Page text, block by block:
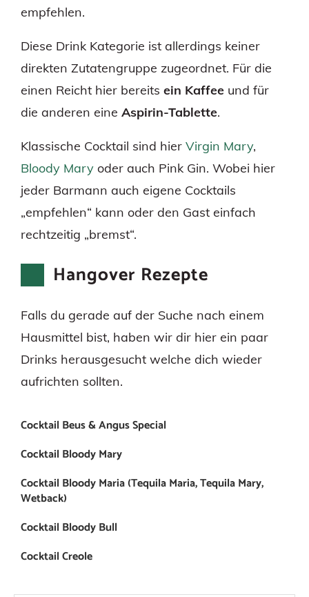
empfehlen.
Diese Drink Kategorie ist allerdings keiner
direkten Zutatengruppe zugeordnet. Für die
einen Reicht hier bereits ein Kaffee und für
die anderen eine Aspirin-Tablette.
Klassische Cocktail sind hier Virgin Mary,
Bloody Mary oder auch Pink Gin. Wobei hier
jeder Barmann auch eigene Cocktails
„empfehlen“ kann oder den Gast einfach
rechtzeitig „bremst“.
Hangover Rezepte
Falls du gerade auf der Suche nach einem
Hausmittel bist, haben wir dir hier ein paar
Drinks herausgesucht welche dich wieder
aufrichten sollten.
Cocktail Beus & Angus Special
Cocktail Bloody Mary
Cocktail Bloody Maria (Tequila Maria, Tequila Mary,
Wetback)
Cocktail Bloody Bull
Cocktail Creole